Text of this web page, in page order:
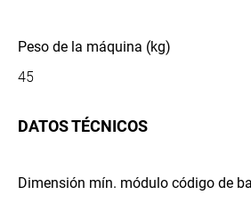
Peso de la máquina (kg)
45
DATOS TÉCNICOS
Dimensión mín. módulo código de